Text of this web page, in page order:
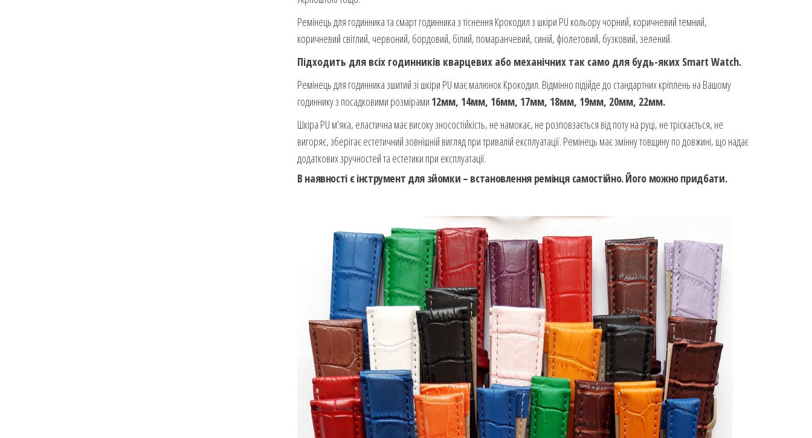
Ремінець для годинника та смарт годинника з тіснення Крокодил з шкіри PU кольору чорний, коричневий темний,
коричневий світлий, червоний, бордовий, білий, помаранчевий, синій, фіолетовий, бузковий, зелений.
Підходить для всіх годинників кварцевих або механічних так само для будь-яких Smart Watch.
Ремінець для годинника зшитий зі шкіри PU має малюнок Крокодил. Відмінно підійде до стандартних кріплень на Вашому
годиннику з посадковими розмірами 12мм, 14мм, 16мм, 17мм, 18мм, 19мм, 20мм, 22мм.
Шкіра PU м’яка, еластична має високу зносостійкість, не намокає, не розповзається від поту на руці, не тріскається, не
вигоряє, зберігає естетичний зовнішній вигляд при тривалій експлуатації. Ремінець має змінну товщину по довжині, що надає
додаткових зручностей та естетики при експлуатації.
В наявності є інструмент для зйомки – встановлення ремінця самостійно. Його можно придбати.